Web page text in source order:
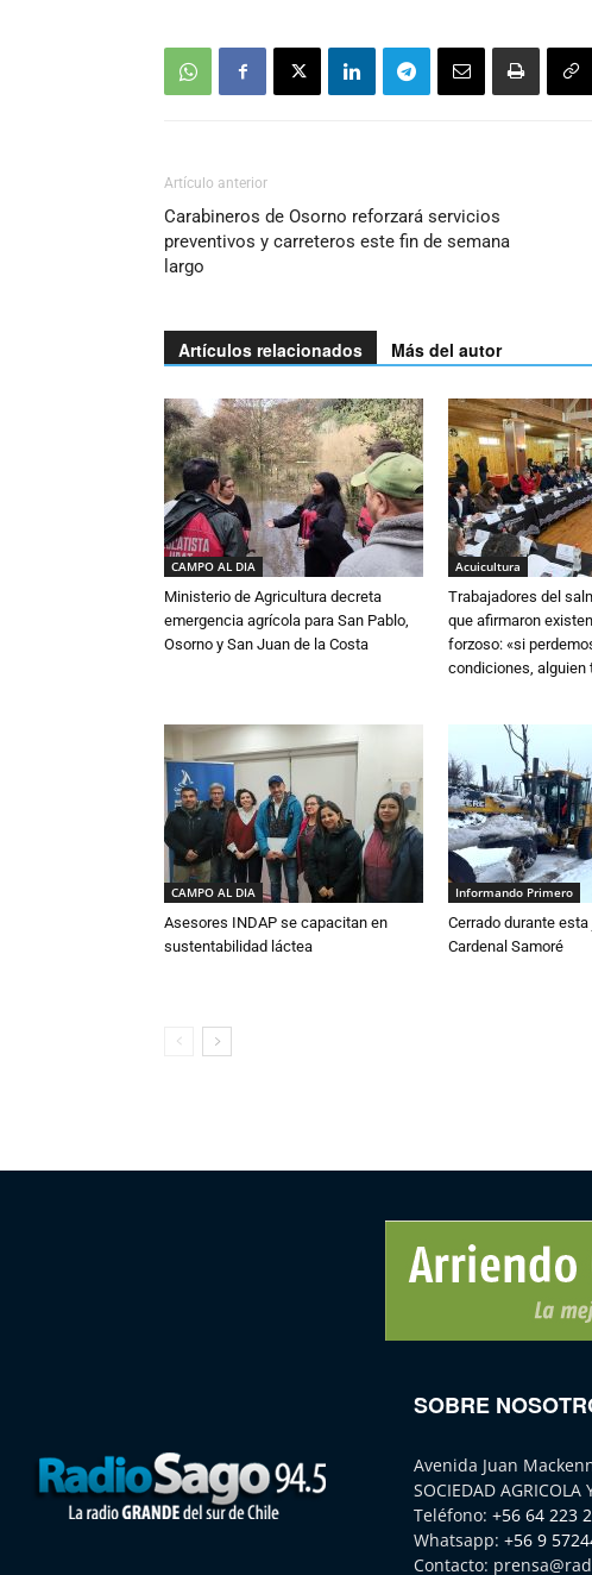
Artículo anterior
Carabineros de Osorno reforzará servicios
preventivos y carreteros este fin de semana
largo
Artículos relacionados Más del autor
CAMPO AL DIA
Ministerio de Agricultura decreta
emergencia agrícola para San Pablo,
Osorno y San Juan de la Costa
Acuicultura
Trabajadores del
que afirmaron
forzoso: «si
condiciones, alguien
CAMPO AL DIA
Asesores INDAP se capacitan en
sustentabilidad láctea
Informando Primero
Cerrado durante
Cardenal Samoré
SOBRE
Avenida Juan
SOCIEDAD AGRICOLA
Teléfono: +56 64 223
Whatsapp: +56 9
Contacto: